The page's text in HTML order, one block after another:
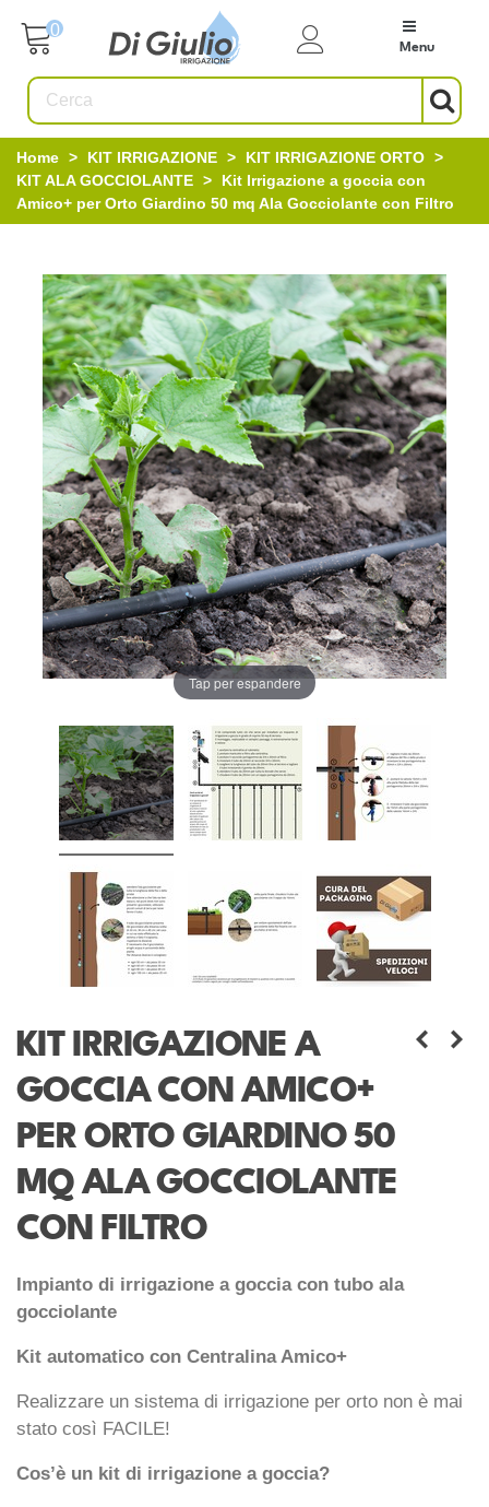
0
Menu
Home > KIT IRRIGAZIONE > KIT IRRIGAZIONE ORTO >
KIT ALA GOCCIOLANTE >
Kit Irrigazione a goccia con
Amico+ per Orto Giardino 50 mq Ala Gocciolante con Filtro
Tap per espandere
KIT IRRIGAZIONE A
GOCCIA CON AMICO+
PER ORTO GIARDINO 50
MQ ALA GOCCIOLANTE
CON FILTRO
Impianto di irrigazione a goccia con tubo ala
gocciolante
Kit automatico con Centralina Amico+
Realizzare un sistema di irrigazione per orto non è mai
stato così FACILE!
Cos’è un kit di irrigazione a goccia?